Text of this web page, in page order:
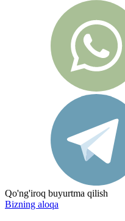
Qo'ng'iroq buyurtma qilish
Bizning aloqa